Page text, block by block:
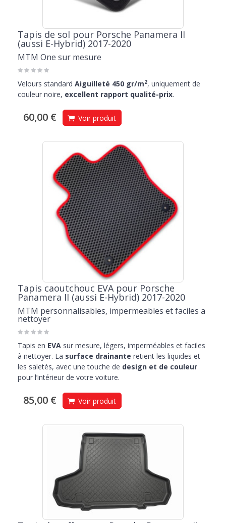
Tapis de sol pour Porsche Panamera II
(aussi E-Hybrid) 2017-2020
MTM One sur mesure
Velours standard Aiguilleté 450 gr/m2, uniquement de
couleur noire, excellent rapport qualité-prix.
60,00 € Voir produit
Tapis caoutchouc EVA pour Porsche
Panamera II (aussi E-Hybrid) 2017-2020
MTM personnalisables, impermeables et faciles a
nettoyer
Tapis en EVA sur mesure, légers, imperméables et faciles
à nettoyer. La surface drainante retient les liquides et
les saletés, avec une touche de design et de couleur
pour l’intérieur de votre voiture.
85,00 € Voir produit